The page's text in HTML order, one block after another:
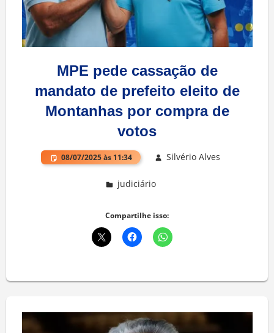
MPE pede cassação de
mandato de prefeito eleito de
Montanhas por compra de
votos
08/07/2025 às 11:34 Silvério Alves
judiciário
Compartilhe isso: